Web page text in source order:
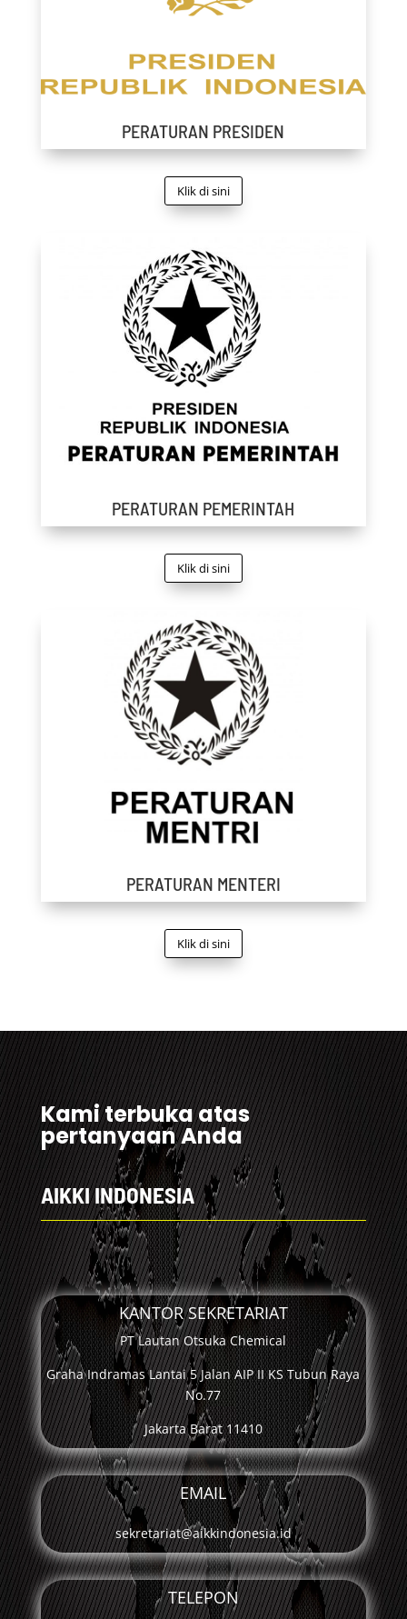
PERATURAN PRESIDEN
Klik di sini
PERATURAN PEMERINTAH
Klik di sini
PERATURAN MENTERI
Klik di sini
Kami terbuka atas
pertanyaan Anda
AIKKI INDONESIA
KANTOR SEKRETARIAT
PT Lautan Otsuka Chemical
Graha Indramas Lantai 5 Jalan AIP II KS Tubun Raya
No.77
Jakarta Barat 11410
EMAIL
sekretariat@aikkindonesia.id
TELEPON